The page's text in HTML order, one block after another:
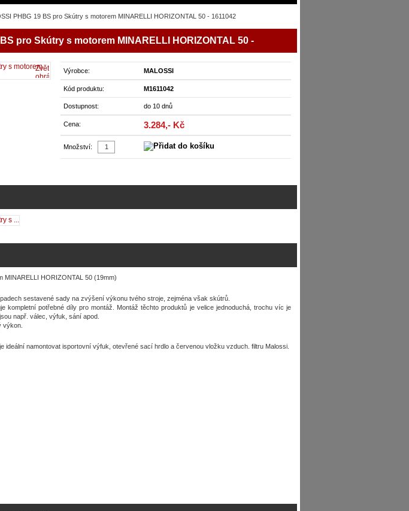
PHBG 19 BS pro Skútry s motorem MINARELLI HORIZONTAL 50 - 1611042
pro Skútry s motorem MINARELLI HORIZONTAL 50 -
Výrobce: MALOSSI
Kód produktu: M1611042
Dostupnost: do 10 dnů
Cena: 3.284,- Kč
Množství:
Zvětšit
obrázek
MINARELLI HORIZONTAL 50 (19mm)
sestavené sady na zvýšení výkonu tvého stroje, zejména však skútrů.
kompletní potřebné díly pro montáž. Montáž těchto produktů je velice jednoduchá, trochu víc je
např. válec, výfuk, sání apod.
výkon.
ideální namontovat isportovní výfuk, otevřené sací hrdlo a červenou vložku vzduch. filtru Malossi.